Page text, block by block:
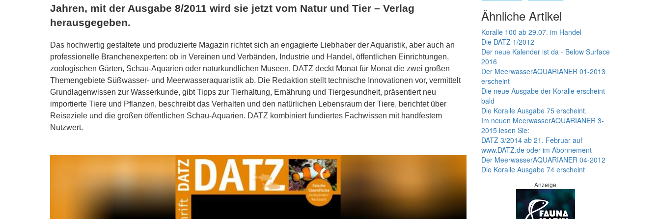
Jahren, mit der Ausgabe 8/2011 wird sie jetzt vom Natur und Tier – Verlag
herausgegeben.
Das hochwertig gestaltete und produzierte Magazin richtet sich an engagierte Liebhaber der Aquaristik, aber auch an
professionelle Branchenexperten: ob in Vereinen und Verbänden, Industrie und Handel, öffentlichen Einrichtungen,
zoologischen Gärten, Schau-Aquarien oder naturkundlichen Museen. DATZ deckt Monat für Monat die zwei großen
Themengebiete Süßwasser- und Meerwasseraquaristik ab. Die Redaktion stellt technische Innovationen vor, vermittelt
Grundlagenwissen zur Wasserkunde, gibt Tipps zur Tierhaltung, Ernährung und Tiergesundheit, präsentiert neu
importierte Tiere und Pflanzen, beschreibt das Verhalten und den natürlichen Lebensraum der Tiere, berichtet über
Reiseziele und die großen öffentlichen Schau-Aquarien. DATZ kombiniert fundiertes Fachwissen mit handfestem
Nutzwert.
Ähnliche Artikel
Koralle 100 ab 29.07. im Handel
Die DATZ 1/2012
Der neue Kalender ist da - Below Surface
2016
Der MeerwasserAQUARIANER 01-2013
erscheint
Die neue Ausgabe der Koralle erscheint
bald
Die Koralle Ausgabe 75 erscheint.
Im neuen MeerwasserAQUARIANER 3-
2015 lesen Sie:
DATZ 3/2014 ab 21. Februar auf
www.DATZ.de oder im Abonnement
Der MeerwasserAQUARIANER 04-2012
Die Koralle Ausgabe 74 erscheint
Anzeige